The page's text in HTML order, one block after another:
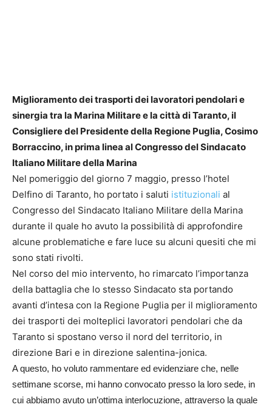
Miglioramento dei trasporti dei lavoratori pendolari e
sinergia tra la Marina Militare e la città di Taranto, il
Consigliere del Presidente della Regione Puglia, Cosimo
Borraccino, in prima linea al Congresso del Sindacato
Italiano Militare della Marina
Nel pomeriggio del giorno 7 maggio, presso l’hotel
Delfino di Taranto, ho portato i saluti istituzionali al
Congresso del Sindacato Italiano Militare della Marina
durante il quale ho avuto la possibilità di approfondire
alcune problematiche e fare luce su alcuni quesiti che mi
sono stati rivolti.
Nel corso del mio intervento, ho rimarcato l’importanza
della battaglia che lo stesso Sindacato sta portando
avanti d’intesa con la Regione Puglia per il miglioramento
dei trasporti dei molteplici lavoratori pendolari che da
Taranto si spostano verso il nord del territorio, in
direzione Bari e in direzione salentina-jonica.
A questo, ho voluto rammentare ed evidenziare che, nelle
settimane scorse, mi hanno convocato presso la loro sede, in
cui abbiamo avuto un’ottima interlocuzione, attraverso la quale